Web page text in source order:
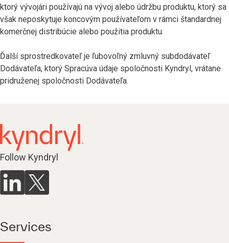
ktorý vývojári používajú na vývoj alebo údržbu produktu, ktorý sa
však neposkytuje koncovým používateľom v rámci štandardnej
komerčnej distribúcie alebo použitia produktu.
Ďalší sprostredkovateľ je ľubovoľný zmluvný subdodávateľ
Dodávateľa, ktorý Spracúva údaje spoločnosti Kyndryl, vrátane
pridruženej spoločnosti Dodávateľa.
Follow Kyndryl
Services